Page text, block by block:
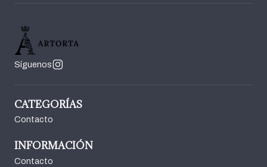
Síguenos
CATEGORÍAS
Contacto
INFORMACIÓN
Contacto